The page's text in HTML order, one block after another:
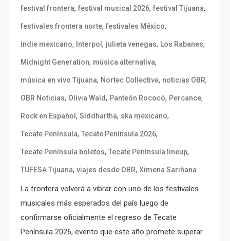
festival frontera, festival musical 2026, festival Tijuana,
festivales frontera norte, festivales México,
indie mexicano, Interpol , julieta venegas, Los Rabanes,
Midnight Generation, música alternativa,
música en vivo Tijuana, Nortec Collective, noticias OBR,
OBR Noticias, Olivia Wald, Panteón Rococó, Percance,
Rock en Español , Siddhartha, ska mexicano,
Tecate Península, Tecate Península 2026,
Tecate Península boletos, Tecate Península lineup,
TUFESA Tijuana, viajes desde OBR, Ximena Sariñana
La frontera volverá a vibrar con uno de los festivales
musicales más esperados del país luego de
confirmarse oficialmente el regreso de Tecate
Península 2026, evento que este año promete superar